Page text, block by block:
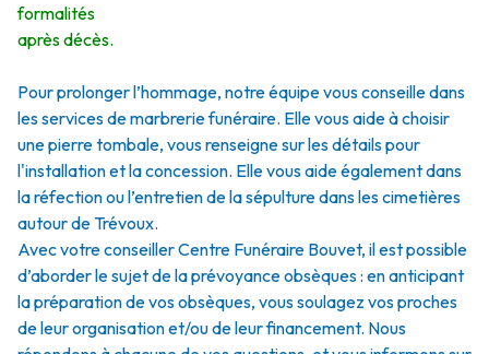
formalités
après décès.
Pour prolonger l’hommage, notre équipe vous conseille dans
les services de marbrerie funéraire. Elle vous aide à choisir
une pierre tombale, vous renseigne sur les détails pour
l'installation et la concession. Elle vous aide également dans
la réfection ou l’entretien de la sépulture dans les cimetières
autour de Trévoux.
Avec votre conseiller Centre Funéraire Bouvet, il est possible
d’aborder le sujet de la prévoyance obsèques : en anticipant
la préparation de vos obsèques, vous soulagez vos proches
de leur organisation et/ou de leur financement. Nous